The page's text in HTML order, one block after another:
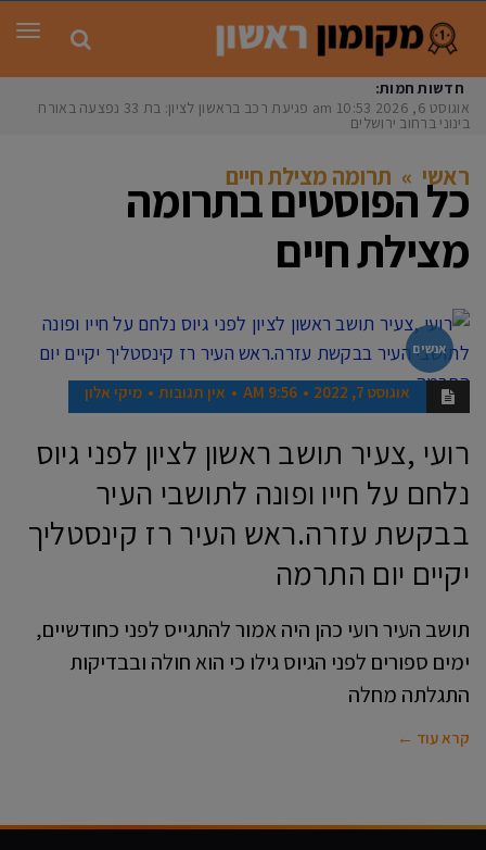
חדשות חמות:
אוגוסט 6, 2026
10:53 am פגיעת רכב בראשון לציון: בת 33 נפצעה באורח
בינוני ברחוב ירושלים
ראשי » תרומה מצילת חיים
כל הפוסטים בתרומה
מצילת חיים
אנשים
אוגוסט 7, 2022 9:56 AM אין תגובות מיקי אלון
רועי ,צעיר תושב ראשון לציון לפני גיוס
נלחם על חייו ופונה לתושבי העיר
בבקשת עזרה.ראש העיר רז קינסטליך
יקיים יום התרמה
תושב העיר רועי כהן היה אמור להתגייס לפני כחודשיים,
ימים ספורים לפני הגיוס גילו כי הוא חולה ובבדיקות
התגלתה מחלה
קרא עוד ←